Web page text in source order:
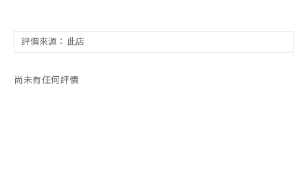
尚未有任何評價